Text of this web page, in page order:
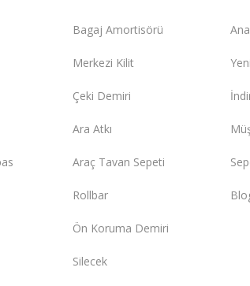
Bagaj Amortisörü
Merkezi Kilit
Çeki Demiri
Ara Atkı
Araç Tavan Sepeti
Rollbar
Ön Koruma Demiri
Silecek